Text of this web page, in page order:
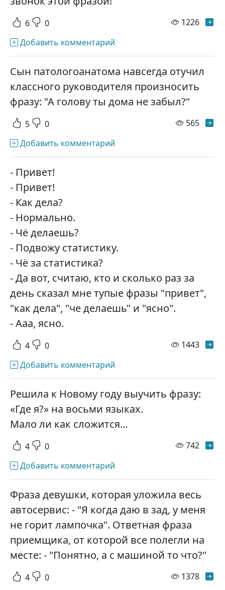
6 0 1226
Добавить комментарий
Сын патологоанатома навсегда отучил
классного руководителя произносить
фразу: "А голову ты дома не забыл?"
5 0 565
Добавить комментарий
- Привет!
- Привет!
- Как дела?
- Нормально.
- Чё делаешь?
- Подвожу статистику.
- Чё за статистика?
- Да вот, считаю, кто и сколько раз за
день сказал мне тупые фразы "привет",
"как дела", "че делаешь" и "ясно".
- Ааа, ясно.
4 0 1443
Добавить комментарий
Решила к Новому году выучить фразу:
«Где я?» на восьми языках.
Мало ли как сложится...
4 0 742
Добавить комментарий
Фраза девушки, которая уложила весь
автосервис: - "Я когда даю в зад, у меня
не горит лампочка". Ответная фраза
приемщика, от которой все полегли на
месте: - "Понятно, а с машиной то что?"
4 0 1378